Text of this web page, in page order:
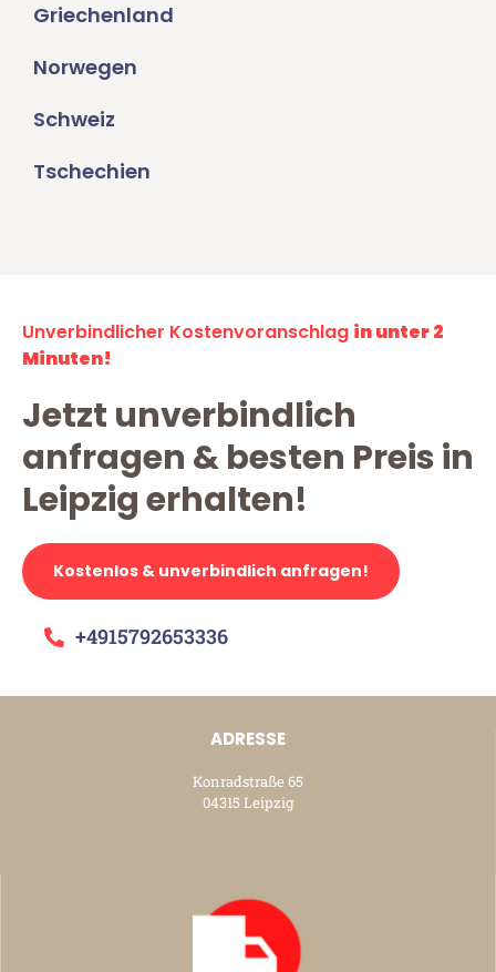
Griechenland
Norwegen
Schweiz
Tschechien
Unverbindlicher Kostenvoranschlag in unter 2
Minuten!
Jetzt unverbindlich
anfragen & besten Preis in
Leipzig erhalten!
Kostenlos & unverbindlich anfragen!
+4915792653336
ADRESSE
Konradstraße 65
04315 Leipzig